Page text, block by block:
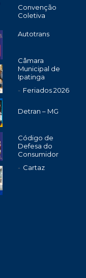
Convenção
Coletiva
Autotrans
Câmara
Municipal de
Ipatinga
Feriados 2026
Detran – MG
Código de
Defesa do
Consumidor
Cartaz